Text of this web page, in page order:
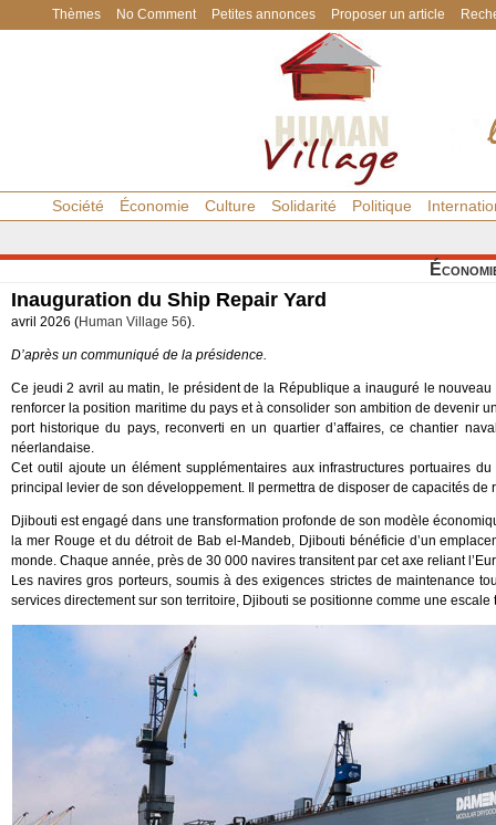
Thèmes No Comment Petites annonces Proposer un article
Société Économie Culture Solidarité Politique
Inauguration du Ship Repair Yard
avril 2026 (Human Village 56).
D’après un communiqué de la présidence.
Ce jeudi 2 avril au matin, le président de la République a inauguré le
renforcer la position maritime du pays et à consolider son ambition de devenir
port historique du pays, reconverti en un quartier d’affaires, ce chantier
néerlandaise.
Cet outil ajoute un élément supplémentaires aux infrastructures portuaires
principal levier de son développement. Il permettra de disposer de capacités de
Djibouti est engagé dans une transformation profonde de son modèle
la mer Rouge et du détroit de Bab el-Mandeb, Djibouti bénéficie d’un
monde. Chaque année, près de 30 000 navires transitent par cet axe reliant
Les navires gros porteurs, soumis à des exigences strictes de maintenance
services directement sur son territoire, Djibouti se positionne comme une